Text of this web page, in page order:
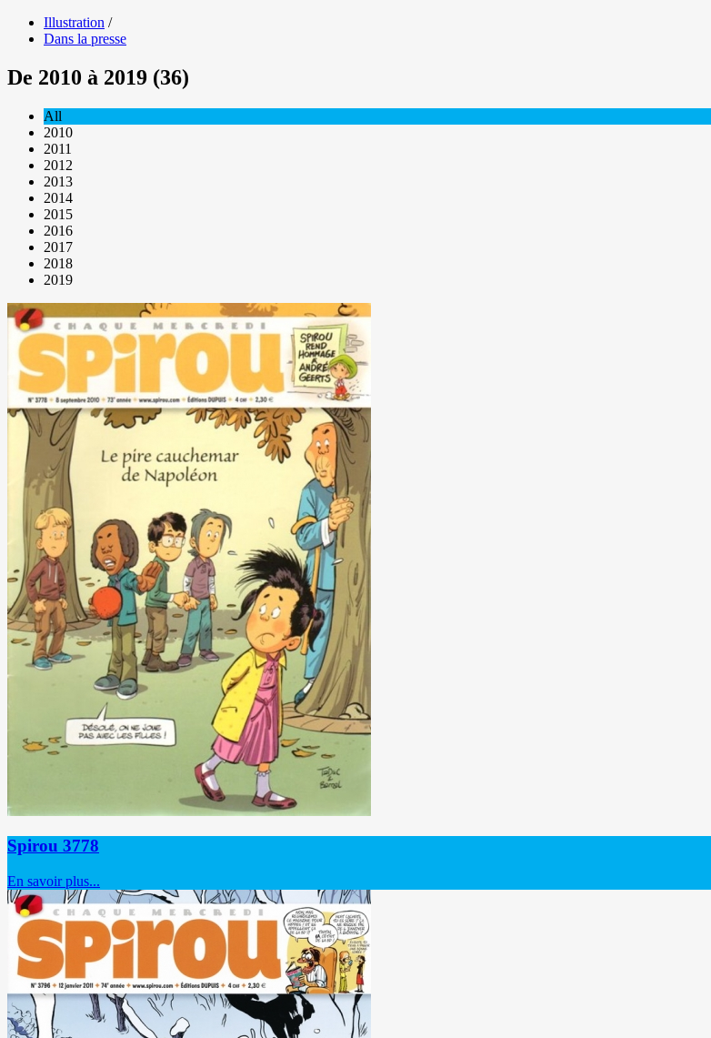
Illustration /
Dans la presse
De 2010 à 2019 (36)
All
2010
2011
2012
2013
2014
2015
2016
2017
2018
2019
Spirou 3778
En savoir plus...